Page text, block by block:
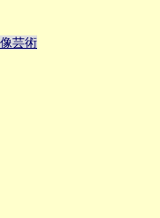
芸術